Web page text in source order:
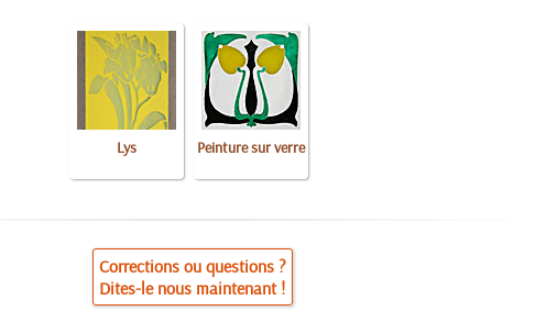
Lys Peinture sur verre
Corrections ou questions ?
Dites-le nous maintenant !